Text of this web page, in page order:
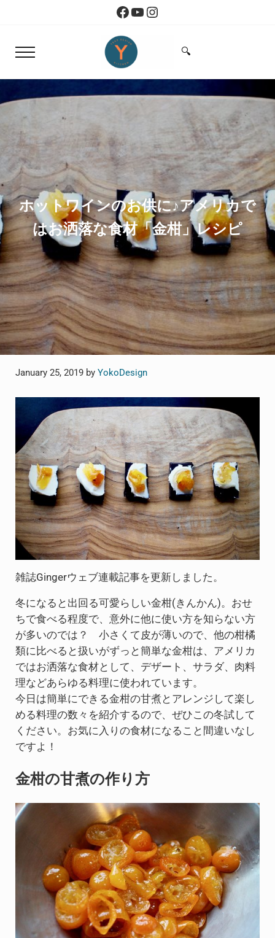
Skip to header right navigationFacebook
YouTube
Instagram
Menu
Yoko Design Kitchen
Search...
🔍
ホットワインのお供に♪アメリカで
はお洒落な食材「金柑」レシピ
January 25, 2019 by YokoDesign
雑誌Gingerウェブ連載記事を更新しました。
冬になると出回る可愛らしい金柑(きんかん)。おせ
ちで食べる程度で、意外に他に使い方を知らない方
が多いのでは？ 小さくて皮が薄いので、他の柑橘
類に比べると扱いがずっと簡単な金柑は、アメリカ
ではお洒落な食材として、​​デザート、サラダ、肉料
理などあらゆる料理に使われています。
今日は簡単にできる金柑の甘煮とアレンジして楽し
める料理の数々を紹介するので、ぜひこの冬試して
ください。お気に入りの食材になること間違いなし
ですよ！
金柑の甘煮の作り方